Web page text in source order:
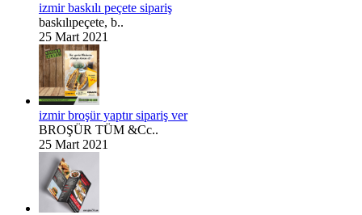
izmir baskılı peçete sipariş
baskılıpeçete, b..
25 Mart 2021
izmir broşür yaptır sipariş ver
BROŞÜR TÜM &Cc..
25 Mart 2021